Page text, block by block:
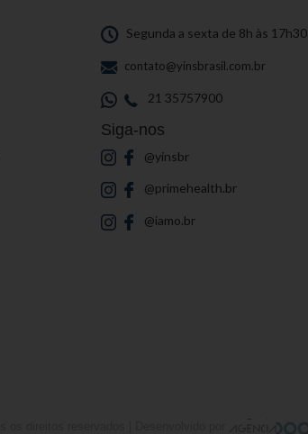
Segunda a sexta de 8h às 17h30
contato@yinsbrasil.com.br
21 35757900
Siga-nos
@yinsbr
@primehealth.br
@iamo.br